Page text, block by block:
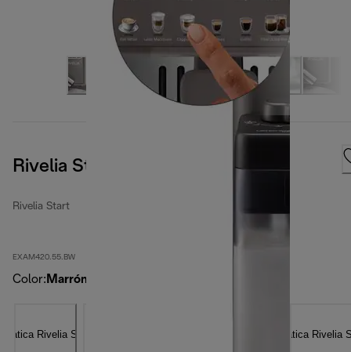
Rivelia Start Umber Brown
Rivelia Start
EXAM420.55.BW
Color: Marrón